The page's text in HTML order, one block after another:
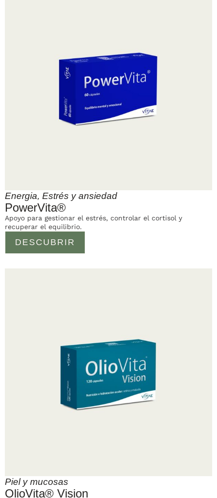
Energia, Estrés y ansiedad
PowerVita®
DESCUBRIR
Apoyo para gestionar el estrés, controlar el cortisol y
recuperar el equilibrio.
Piel y mucosas
OlioVita® Vision